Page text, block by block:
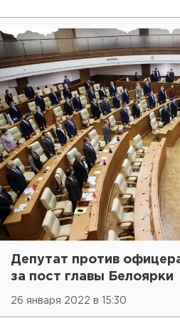
Депутат против
за пост главы Белоярки
26 января 2022 в 15:30